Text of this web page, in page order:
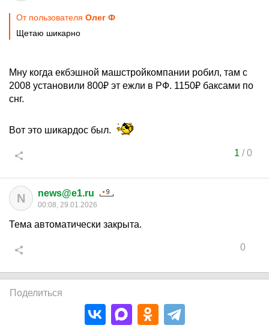
От пользователя Олег Ф
Щетаю шикарно
Мну когда екбэшной машстройкомпании робил, там с
2008 установили 800₽ эт ежли в РФ. 1150₽ баксами по
снг.
Вот это шикардос был.
1 /0
N news@e1.ru
00:08, 29.01.2026
Тема автоматически закрыта.
0
Поделиться